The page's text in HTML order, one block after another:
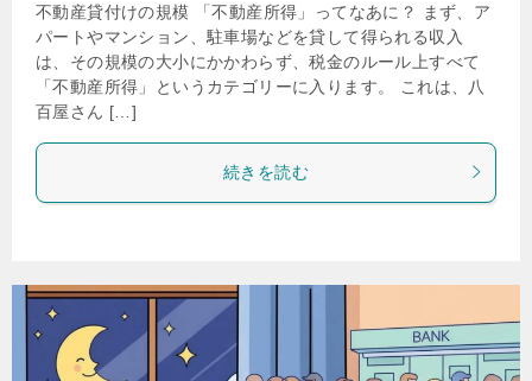
不動産貸付けの規模 「不動産所得」ってなあに？ まず、ア
パートやマンション、駐車場などを貸して得られる収入
は、その規模の大小にかかわらず、税金のルール上すべて
「不動産所得」というカテゴリーに入ります。 これは、八
百屋さん […]
続きを読む